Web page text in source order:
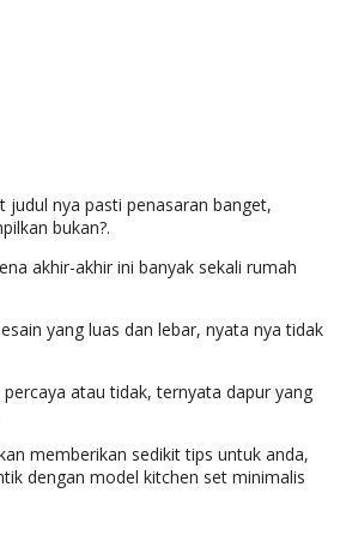
judul nya pasti penasaran banget,
bukan?.
akhir-akhir ini banyak sekali rumah
yang luas dan lebar, nyata nya tidak
atau tidak, ternyata dapur yang
memberikan sedikit tips untuk anda,
dengan model kitchen set minimalis